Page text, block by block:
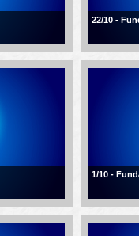
22/10 -
1/10 -